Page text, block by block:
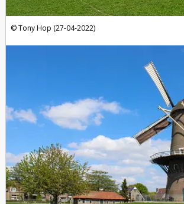
Tony Hop (27-04-2022)